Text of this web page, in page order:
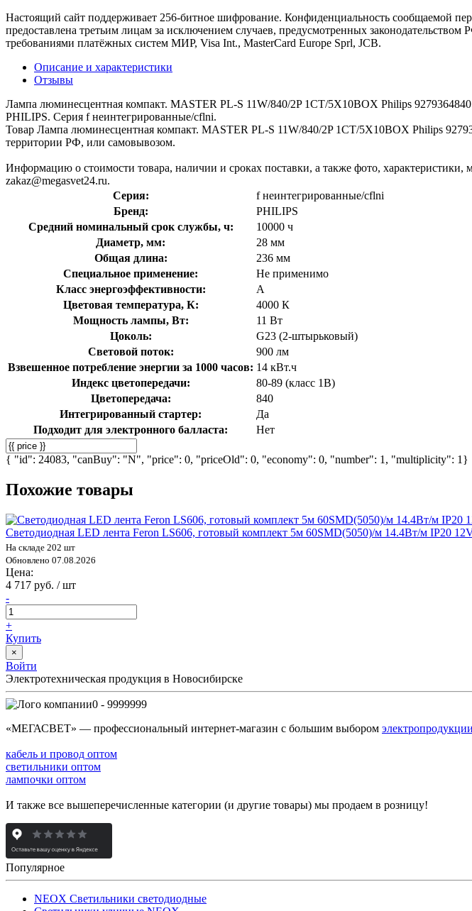
Настоящий сайт поддерживает 256-битное шифрование. Конфиденциальность сообщаемой
предоставлена третьим лицам за исключением случаев, предусмотренных
требованиями платёжных систем МИР, Visa Int., MasterCard Europe Sprl, JCB.
Описание и характеристики
Отзывы
Лампа люминесцентная компакт. MASTER PL-S 11W/840/2P 1CT/5X10BOX Philips
PHILIPS. Серия f неинтегрированные/cflni.
Товар Лампа люминесцентная компакт. MASTER PL-S 11W/840/2P 1CT/5X10BOX Philips
территории РФ, или самовывозом.
Информацию о стоимости товара, наличии и сроках поставки, а также фото,
zakaz@megasvet24.ru.
Серия:
f неинтегрированные/cflni
Бренд:
PHILIPS
Средний номинальный срок службы, ч:
10000 ч
Диаметр, мм:
28 мм
Общая длина:
236 мм
Специальное применение:
Не применимо
Класс энергоэффективности:
A
Цветовая температура, К:
4000 К
Мощность лампы, Вт:
11 Вт
Цоколь:
G23 (2-штырьковый)
Световой поток:
900 лм
Взвешенное потребление энергии за 1000 часов: 14 кВт.ч
Индекс цветопередачи:
80-89 (класс 1В)
Цветопередача:
840
Интегрированный стартер:
Да
Подходит для электронного балласта:
Нет
{ "id": 24083, "canBuy": "N", "price": 0, "priceOld": 0, "economy": 0, "number": 1, "multiplicity": 1}
Похожие товары
Cветодиодная LED лента Feron LS606, готовый комплект 5м 60SMD(5050)/м 14.4Вт/м IP20
На складе 202 шт
Обновлено 07.08.2026
Цена:
4 717 руб. / шт
-
+
Купить
×
Войти
Электротехническая продукция в Новосибирске
0 - 9999999
«МЕГАСВЕТ» — профессиональный интернет-магазин с большим выбором электропродукции
кабель и провод оптом
светильники оптом
лампочки оптом
И также все вышеперечисленные категории (и другие товары) мы продаем в розницу!
Популярное
NEOX Светильники светодиодные